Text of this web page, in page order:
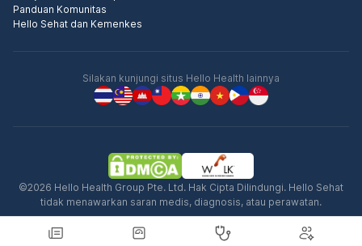
Panduan Komunitas
Hello Sehat dan Kemenkes
Silakan kunjungi situs Hello Health lainnya
©2026 Hello Health Group Pte. Ltd. Hak Cipta Dilindungi. Hello Sehat
tidak menawarkan saran medis, diagnosis, atau perawatan.